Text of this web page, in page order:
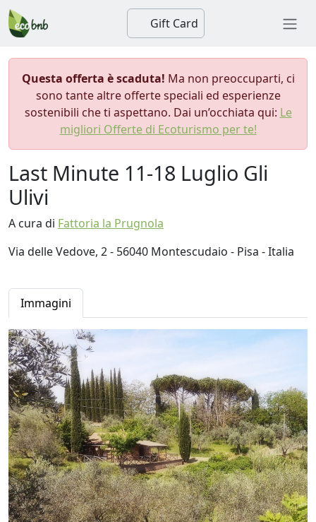
Gift Card
Questa offerta è scaduta! Ma non preoccuparti, ci
sono tante altre offerte speciali ed esperienze
sostenibili che ti aspettano. Dai un’occhiata qui: Le
migliori Offerte di Ecoturismo per te!
Last Minute 11-18 Luglio Gli
Ulivi
A cura di Fattoria la Prugnola
Via delle Vedove, 2 - 56040 Montescudaio - Pisa - Italia
Immagini